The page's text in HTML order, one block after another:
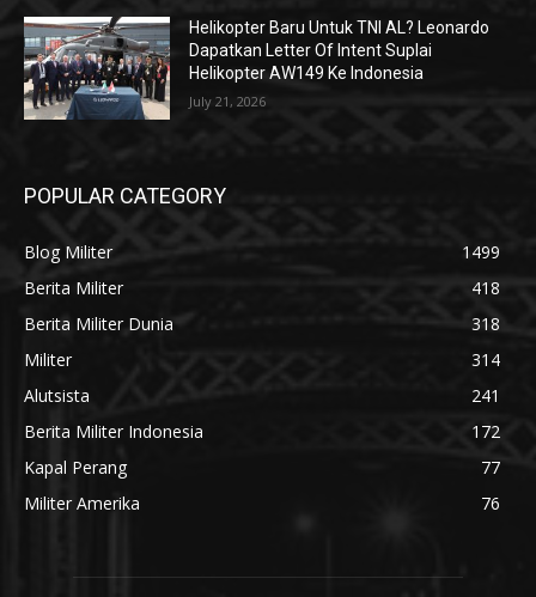
Helikopter Baru Untuk TNI AL? Leonardo
Dapatkan Letter Of Intent Suplai
Helikopter AW149 Ke Indonesia
July 21, 2026
POPULAR CATEGORY
Blog Militer
1499
Berita Militer
418
Berita Militer Dunia
318
Militer
314
Alutsista
241
Berita Militer Indonesia
172
Kapal Perang
77
Militer Amerika
76